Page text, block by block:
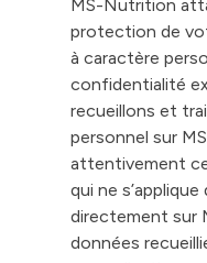
MS-Nutrition
protection de
à caractère
confidentialité
recueillons et
personnel sur
attentivement
qui ne
directement sur
données